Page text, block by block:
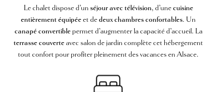
Le chalet dispose d’un séjour avec télévision, d’unecuisine
entièrement équipéeet dedeux chambres confortables. Un
canapé convertiblepermet d’augmenter la capacité d’accueil. La
terrasse couverteavec salon de jardin complète cet hébergement
tout confort pour profiter pleinement des vacances en Alsace.